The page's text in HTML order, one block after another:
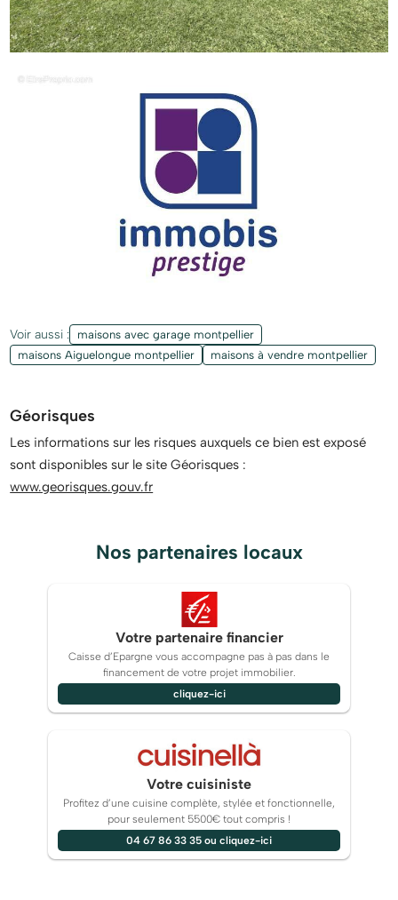
Voir aussi :
maisons avec garage montpellier
maisons Aiguelongue montpellier
maisons à vendre montpellier
Géorisques
Les informations sur les risques auxquels ce bien est exposé
sont disponibles sur le site Géorisques :
www.georisques.gouv.fr
Nos partenaires locaux
Votre partenaire financier
Caisse d’Epargne vous accompagne pas à pas dans le
financement de votre projet immobilier.
cliquez-ici
Votre cuisiniste
Profitez d’une cuisine complète, stylée et fonctionnelle,
pour seulement 5500€ tout compris !
04 67 86 33 35 ou cliquez-ici